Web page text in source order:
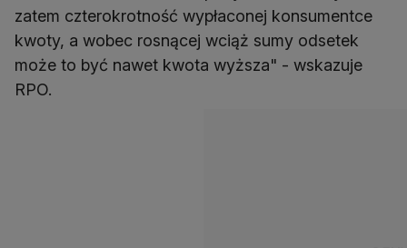
zatem czterokrotność wypłaconej konsumentce
kwoty, a wobec rosnącej wciąż sumy odsetek
może to być nawet kwota wyższa" - wskazuje
RPO.